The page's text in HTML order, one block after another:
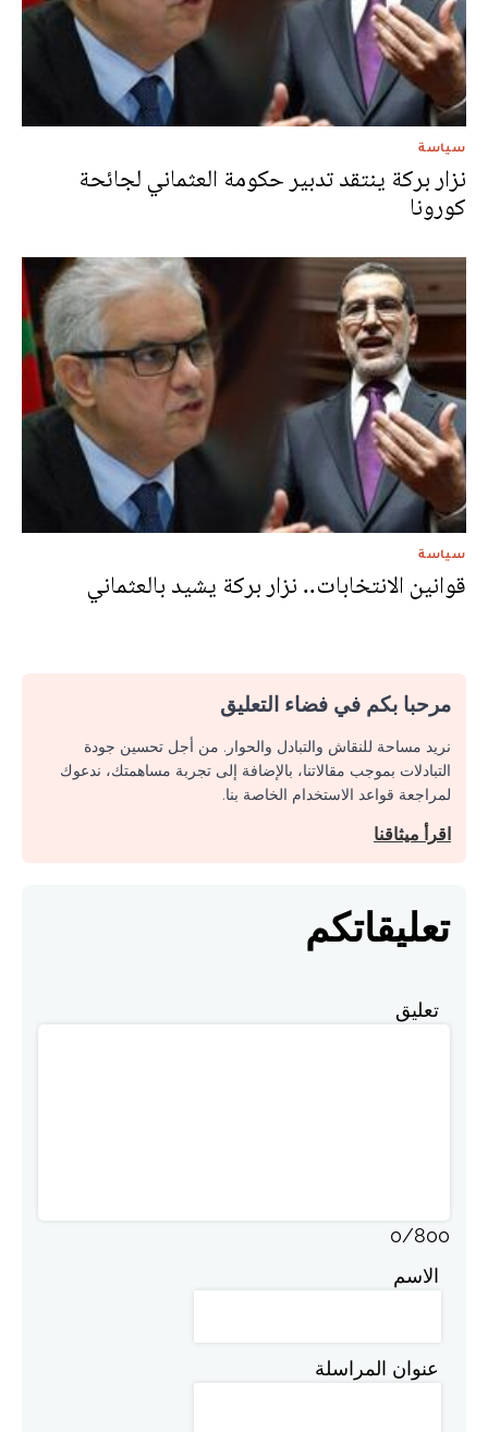
سياسة
نزار بركة ينتقد تدبير حكومة العثماني لجائحة
كورونا
سياسة
قوانين الانتخابات.. نزار بركة يشيد بالعثماني
مرحبا بكم في فضاء التعليق
نريد مساحة للنقاش والتبادل والحوار. من أجل تحسين جودة
التبادلات بموجب مقالاتنا، بالإضافة إلى تجربة مساهمتك، ندعوك
لمراجعة قواعد الاستخدام الخاصة بنا.
اقرأ ميثاقنا
تعليقاتكم
تعليق
0/800
الاسم
عنوان المراسلة